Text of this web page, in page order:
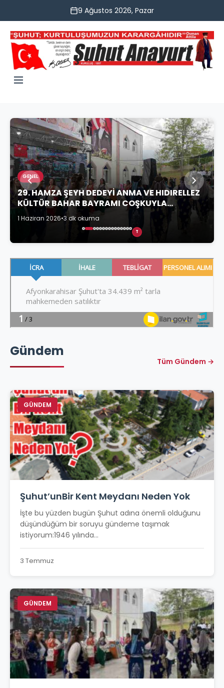
9 Ağustos 2026, Pazar
GENEL
29. HAMZA ŞEYH DEDEYİ ANMA VE HIDIRELLEZ
KÜLTÜR BAHAR BAYRAMI COŞKUYLA
KUTLANDI
1 Haziran 2026•3 dk okuma
T
Gündem
Tüm Gündem →
GÜNDEM
Şuhut’unBir Kent Meydanı Neden Yok
İşte bu yüzden bugün Şuhut adına önemli olduğunu
düşündüğüm bir soruyu gündeme taşımak
istiyorum:1946 yılında...
3 Temmuz
GÜNDEM